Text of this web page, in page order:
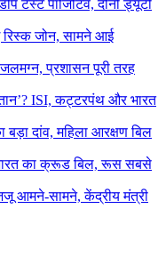
टेस्ट पॉजिटिव, दोनों ड्यूटी
रिस्क जोन, सामने आई
प्रशासन पूरी तरह
ISI, कट्टरपंथ और भारत
बड़ा दांव, महिला आरक्षण बिल
का क्रूड बिल, रूस सबसे
आमने-सामने, केंद्रीय मंत्री